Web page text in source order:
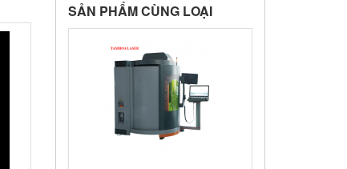
SẢN PHẨM CÙNG LOẠI